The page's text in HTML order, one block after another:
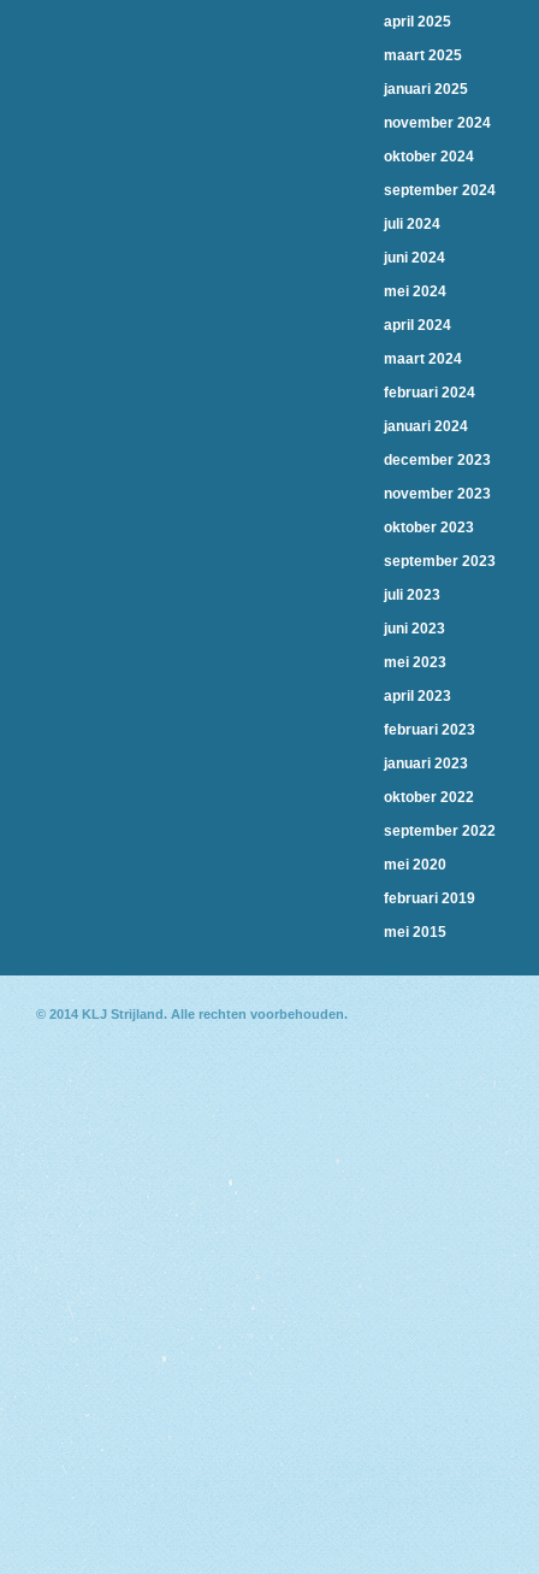
april 2025
maart 2025
januari 2025
november 2024
oktober 2024
september 2024
juli 2024
juni 2024
mei 2024
april 2024
maart 2024
februari 2024
januari 2024
december 2023
november 2023
oktober 2023
september 2023
juli 2023
juni 2023
mei 2023
april 2023
februari 2023
januari 2023
oktober 2022
september 2022
mei 2020
februari 2019
mei 2015
© 2014 KLJ Strijland. Alle rechten voorbehouden.